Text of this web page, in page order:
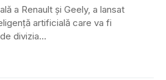
a Renault și Geely, a lansat
artificială care va fi
divizia...